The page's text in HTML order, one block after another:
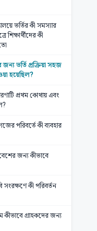
ভর্তির কী সমস্যার
শিক্ষার্থীদের কী
জন্য ভর্তি প্রক্রিয়া সহজ
হয়েছিল?
প্রথম কোথায় এবং
পরিবর্তে কী ব্যবহার
জন্য কীভাবে
সংরক্ষণে কী পরিবর্তন
কীভাবে গ্রাহকদের জন্য